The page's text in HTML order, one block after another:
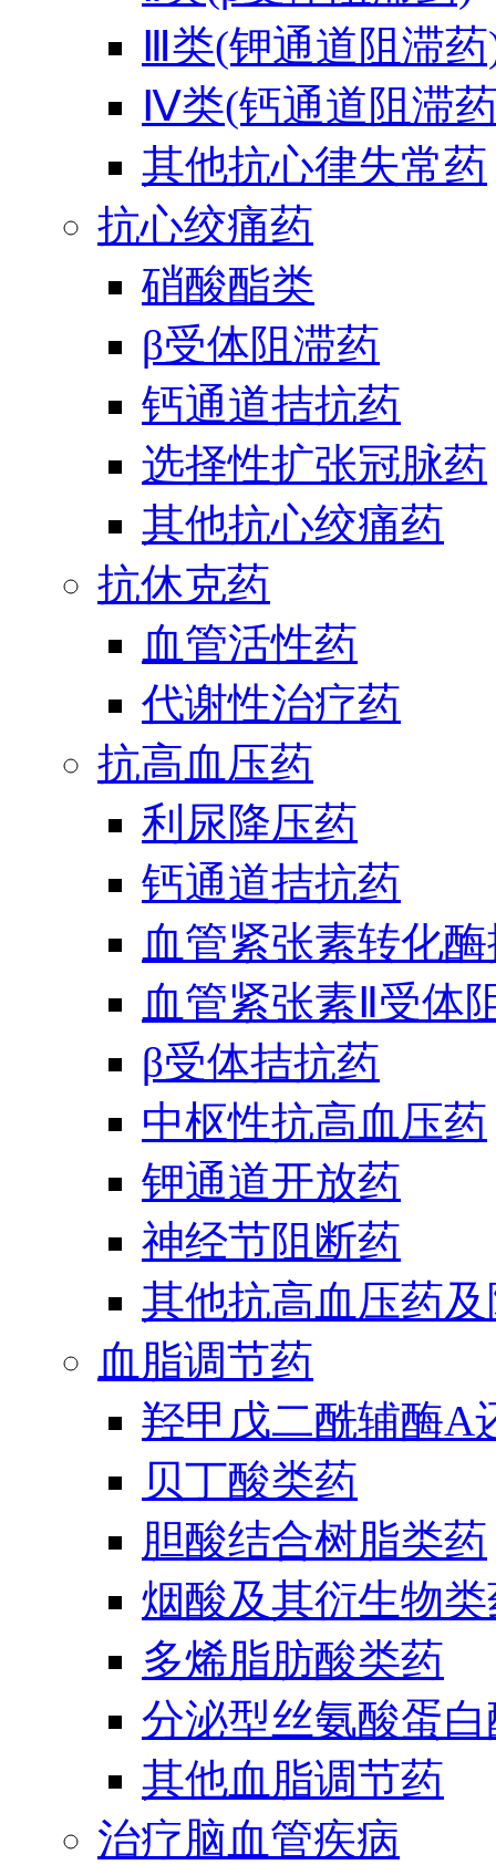
Ⅲ类(钾通道阻滞
Ⅳ类(钙通道阻滞
其他抗心律失常药
抗心绞痛药
硝酸酯类
β受体阻滞药
钙通道拮抗药
选择性扩张冠脉药
其他抗心绞痛药
抗休克药
血管活性药
代谢性治疗药
抗高血压药
利尿降压药
钙通道拮抗药
血管紧张素转化
血管紧张素Ⅱ受体
β受体拮抗药
中枢性抗高血压药
钾通道开放药
神经节阻断药
其他抗高血压药
血脂调节药
羟甲戊二酰辅酶A
贝丁酸类药
胆酸结合树脂类药
烟酸及其衍生物
多烯脂肪酸类药
分泌型丝氨酸蛋
其他血脂调节药
治疗脑血管疾病